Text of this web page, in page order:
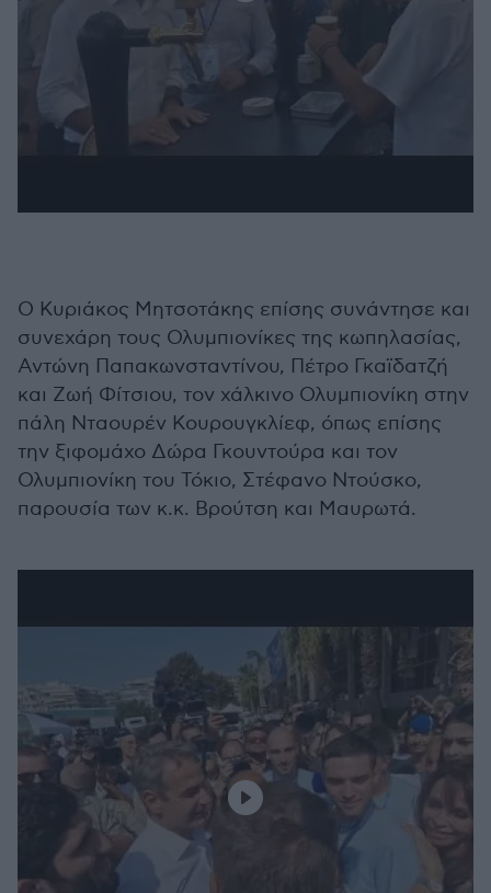
Ο Κυριάκος Μητσοτάκης επίσης συνάντησε και
συνεχάρη τους Ολυμπιονίκες της κωπηλασίας,
Αντώνη Παπακωνσταντίνου, Πέτρο Γκαϊδατζή
και Ζωή Φίτσιου, τον χάλκινο Ολυμπιονίκη στην
πάλη Νταουρέν Κουρουγκλίεφ, όπως επίσης
την ξιφομάχο Δώρα Γκουντούρα και τον
Ολυμπιονίκη του Τόκιο, Στέφανο Ντούσκο,
παρουσία των κ.κ. Βρούτση και Μαυρωτά.